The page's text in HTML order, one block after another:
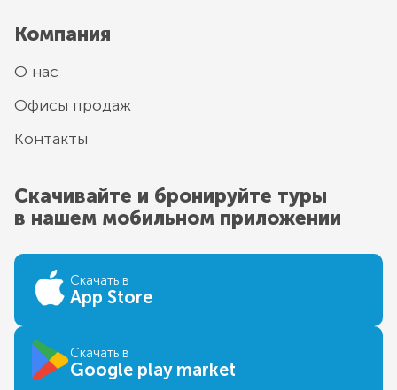
Компания
О нас
Офисы продаж
Контакты
Скачивайте и бронируйте туры
в нашем мобильном приложении
Скачать в
App Store
Скачать в
Google play market